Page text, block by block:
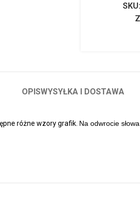
SKU:
OPISWYSYŁKA I DOSTAWA
różne wzory grafik. Na odwrocie